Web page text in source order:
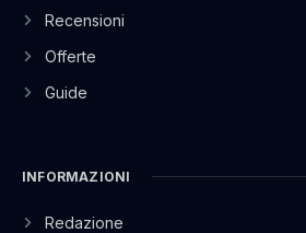
Recensioni
Offerte
Guide
INFORMAZIONI
Redazione